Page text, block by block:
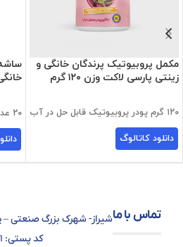
مکمل پروبیوتیک پرندگان خانگی و
زینتی پارسی لاکت وزن ۱۲۰ گرم
۱۲۰ گرم پودر پروبیوتیک قابل حل در آب
دانلود کاتالوگ
۲۰ عدد ساشه دو گرمی
تماس با ماشیراز- شهرک بزرگ صنعتی –
کد پستی: ۹۱۱۶۱-۷۱۵۸۱